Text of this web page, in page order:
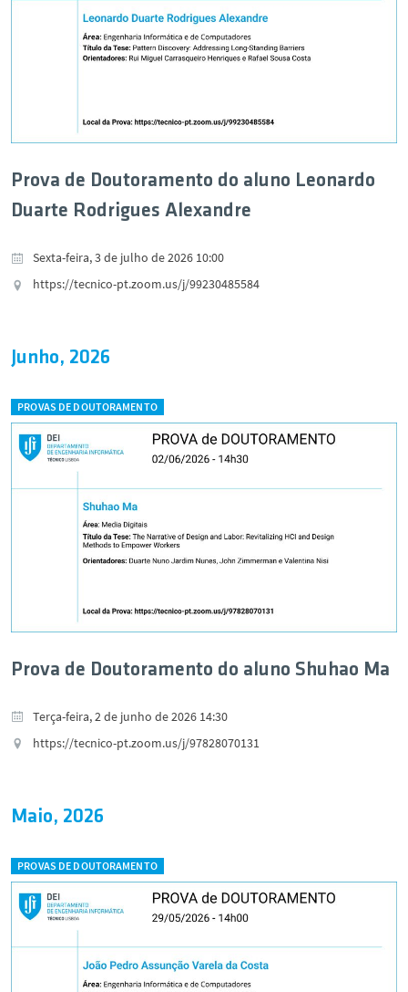
Prova de Doutoramento do aluno Leonardo
Duarte Rodrigues Alexandre
Sexta-feira, 3 de julho de 2026 10:00
https://tecnico-pt.zoom.us/j/99230485584
Junho, 2026
PROVAS DE DOUTORAMENTO
Prova de Doutoramento do aluno Shuhao Ma
Terça-feira, 2 de junho de 2026 14:30
https://tecnico-pt.zoom.us/j/97828070131
Maio, 2026
PROVAS DE DOUTORAMENTO